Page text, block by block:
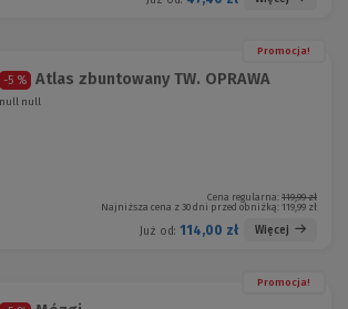
Promocja!
-5 % Atlas zbuntowany TW. OPRAWA
null null
Cena regularna: 119,99 zł
Najniższa cena z 30 dni przed obniżką: 119,99 zł
Już od: 114,00 zł Więcej
Promocja!